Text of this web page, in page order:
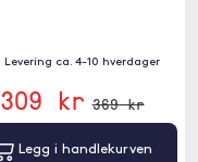
Levering ca. 4-10 hverdager
309 kr 369 kr
Legg i handlekurven